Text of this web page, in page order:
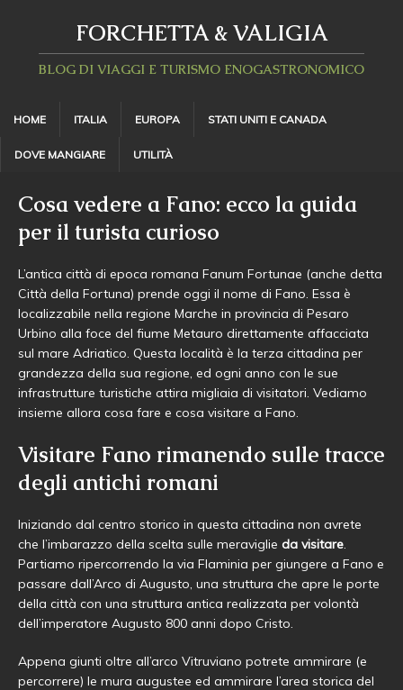
FORCHETTA & VALIGIA
BLOG DI VIAGGI E TURISMO ENOGASTRONOMICO
HOME ITALIA EUROPA STATI UNITI E CANADA
DOVE MANGIARE UTILITÀ
Cosa vedere a Fano: ecco la guida
per il turista curioso
L’antica città di epoca romana Fanum Fortunae (anche detta
Città della Fortuna) prende oggi il nome di Fano. Essa è
localizzabile nella regione Marche in provincia di Pesaro
Urbino alla foce del fiume Metauro direttamente affacciata
sul mare Adriatico. Questa località è la terza cittadina per
grandezza della sua regione, ed ogni anno con le sue
infrastrutture turistiche attira migliaia di visitatori. Vediamo
insieme allora cosa fare e cosa visitare a Fano.
Visitare Fano rimanendo sulle tracce
degli antichi romani
Iniziando dal centro storico in questa cittadina non avrete
che l’imbarazzo della scelta sulle meraviglie da visitare.
Partiamo ripercorrendo la via Flaminia per giungere a Fano e
passare dall’Arco di Augusto, una struttura che apre le porte
della città con una struttura antica realizzata per volontà
dell’imperatore Augusto 800 anni dopo Cristo.
Appena giunti oltre all’arco Vitruviano potrete ammirare (e
percorrere) le mura augustee ed ammirare l’area storica del